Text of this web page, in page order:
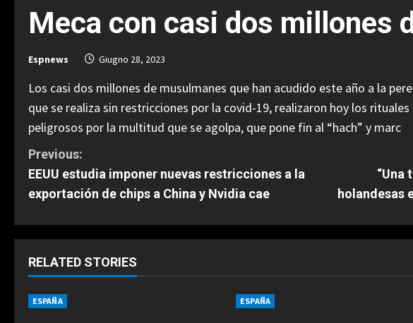
Meca con casi dos millones
Espnews Giugno 28, 2023
Los casi dos millones de musulmanes que han acudido este año a la
que se realiza sin restricciones por la covid-19, realizaron hoy los
peligrosos por la multitud que se agolpa, que pone fin al “hach” y marc
C
o
t
i
n
Previous:
EEUU estudia imponer nuevas restricciones a la
exportación de chips a China y Nvidia cae
“Una
holandesas
RELATED STORIES
ESPAÑA ESPAÑA